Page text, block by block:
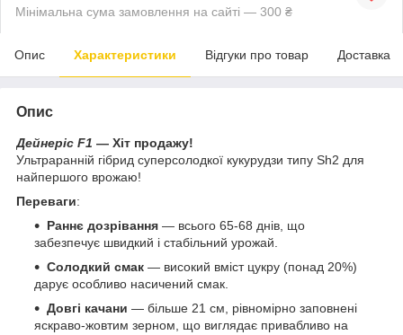
Мінімальна сума замовлення на сайті — 300 ₴
Опис Характеристики Відгуки про товар Доставка
Опис
Дейнеріс F1 — Хіт продажу!
Ультраранній гібрид суперсолодкої кукурудзи типу Sh2 для
найпершого врожаю!
Переваги:
Раннє дозрівання — всього 65-68 днів, що
забезпечує швидкий і стабільний урожай.
Солодкий смак — високий вміст цукру (понад 20%)
дарує особливо насичений смак.
Довгі качани — більше 21 см, рівномірно заповнені
яскраво-жовтим зерном, що виглядає привабливо на